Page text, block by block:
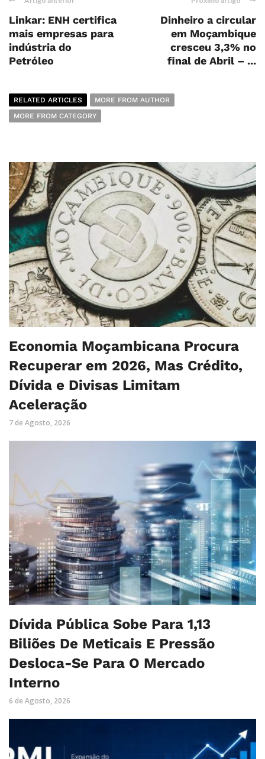
Linkar: ENH certifica
mais empresas para
indústria do
Petróleo
Dinheiro a circular
em Moçambique
cresceu 3,3% no
final de Abril – ...
RELATED ARTICLES
MORE FROM AUTHOR
MORE FROM CATEGORY
Economia Moçambicana Procura
Recuperar em 2026, Mas Crédito,
Dívida e Divisas Limitam
Aceleração
7 de Agosto, 2026
Dívida Pública Sobe Para 1,13
Biliões De Meticais E Pressão
Desloca-Se Para O Mercado
Interno
6 de Agosto, 2026